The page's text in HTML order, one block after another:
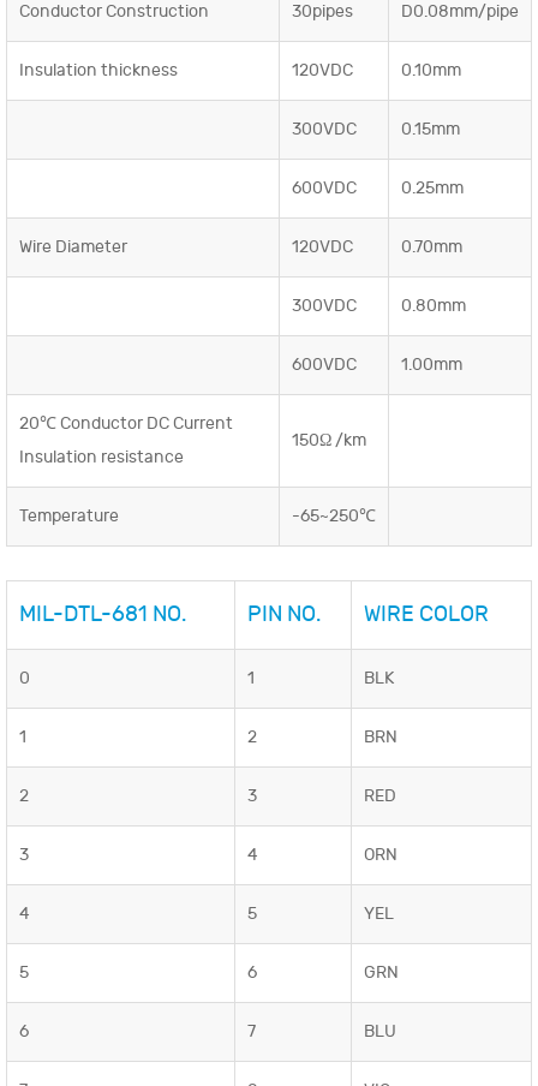
Conductor Construction 30pipes D0.08mm/pipe
Insulation thickness 120VDC 0.10mm
300VDC 0.15mm
600VDC 0.25mm
Wire Diameter 120VDC 0.70mm
300VDC 0.80mm
600VDC 1.00mm
20℃ Conductor DC Current
Insulation resistance
150Ω /km
Temperature -65~250℃
MIL-DTL-681 NO. PIN NO. WIRE COLOR
0 1 BLK
1 2 BRN
2 3 RED
3 4 ORN
4 5 YEL
5 6 GRN
6 7 BLU